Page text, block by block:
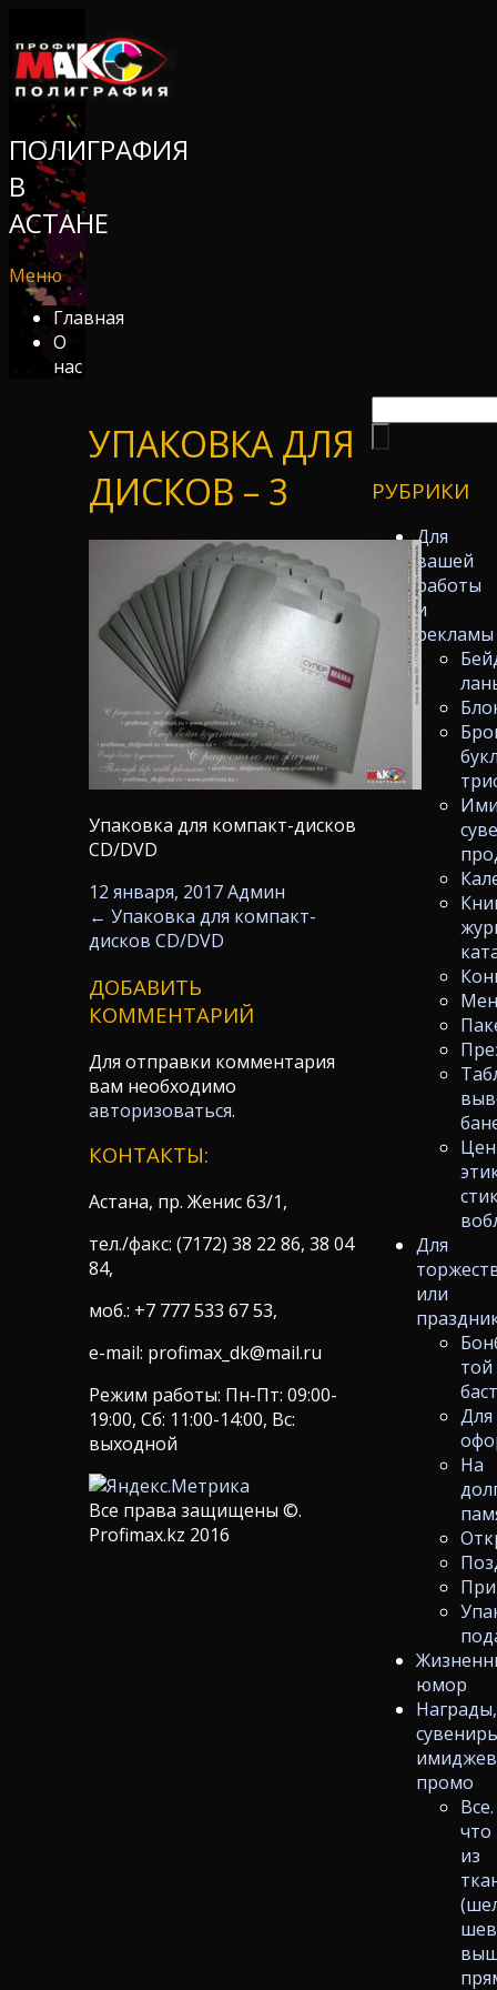
ПОЛИГРАФИЯ
В
АСТАНЕ
Меню
Главная
О
нас
РУБРИКИ
Для
вашей
работы
и
рекламы
Для
или
той
Для
На
юмор
Награды,
промо
Все.
что
из
УПАКОВКА ДЛЯ
ДИСКОВ – 3
Упаковка для компакт-дисков
CD/DVD
12 января, 2017 Админ
← Упаковка для компакт-
дисков CD/DVD
ДОБАВИТЬ
КОММЕНТАРИЙ
Для отправки комментария
вам необходимо
авторизоваться.
КОНТАКТЫ:
Астана, пр. Женис 63/1,
тел./факс: (7172) 38 22 86, 38 04
84,
моб.: +7 777 533 67 53,
e-mail: profimax_dk@mail.ru
Режим работы: Пн-Пт: 09:00-
19:00, Сб: 11:00-14:00, Вс:
выходной
Все права защищены ©.
Profimax.kz 2016